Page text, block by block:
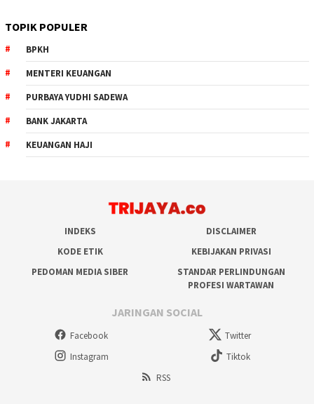
TOPIK POPULER
BPKH
MENTERI KEUANGAN
PURBAYA YUDHI SADEWA
BANK JAKARTA
KEUANGAN HAJI
INDEKS
DISCLAIMER
KODE ETIK
KEBIJAKAN PRIVASI
PEDOMAN MEDIA SIBER
STANDAR PERLINDUNGAN
PROFESI WARTAWAN
JARINGAN SOCIAL
Facebook
Twitter
Instagram
Tiktok
RSS